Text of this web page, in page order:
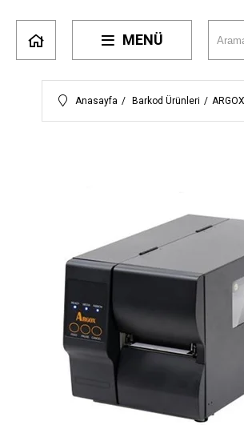
MENÜ
Anasayfa Barkod Ürünleri